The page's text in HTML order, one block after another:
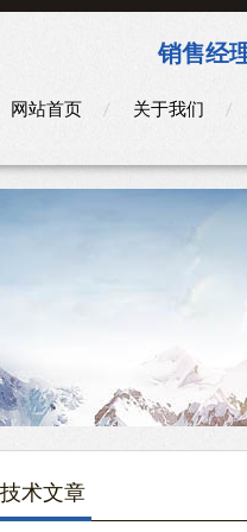
销售经
网站首页 关于我们
技术文章